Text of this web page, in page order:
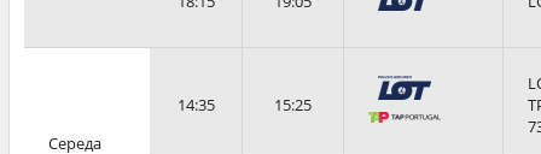
Середа
14:35 15:25